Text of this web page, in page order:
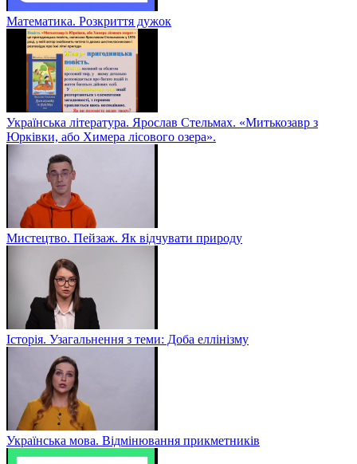
Математика. Розкриття дужок
Українська література. Ярослав Стельмах. «Митькозавр з
Юрківки, або Химера лісового озера».
Мистецтво. Пейзаж. Як відчувати природу
Історія. Узагальнення з теми: Доба еллінізму
Українська мова. Відмінювання прикметників